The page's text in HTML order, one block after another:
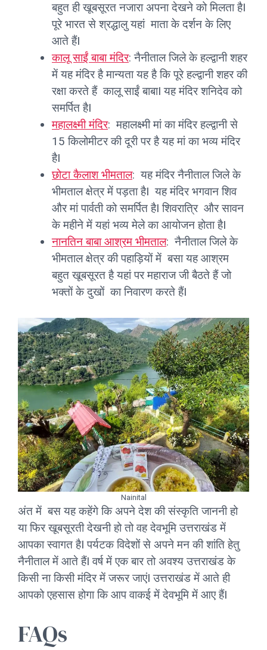
बहुत ही खूबसूरत नजारा अपना देखने को मिलता हैI
पूरे भारत से श्रद्धालु यहां माता के दर्शन के लिए
आते हैंI
कालू साईं बाबा मंदिर: नैनीताल जिले के हल्द्वानी शहर
में यह मंदिर है मान्यता यह है कि पूरे हल्द्वानी शहर की
रक्षा करते हैं कालू साईं बाबाI यह मंदिर शनिदेव को
समर्पित हैI
महालक्ष्मी मंदिर: महालक्ष्मी मां का मंदिर हल्द्वानी से
15 किलोमीटर की दूरी पर है यह मां का भव्य मंदिर
हैI
छोटा कैलाश भीमताल: यह मंदिर नैनीताल जिले के
भीमताल क्षेत्र में पड़ता हैI यह मंदिर भगवान शिव
और मां पार्वती को समर्पित हैI शिवरात्रि और सावन
के महीने में यहां भव्य मेले का आयोजन होता हैI
नानतिन बाबा आश्रम भीमताल: नैनीताल जिले के
भीमताल क्षेत्र की पहाड़ियों में बसा यह आश्रम
बहुत खूबसूरत है यहां पर महाराज जी बैठते हैं जो
भक्तों के दुखों का निवारण करते हैंI
Nainital
अंत में बस यह कहेंगे कि अपने देश की संस्कृति जाननी हो
या फिर खूबसूरती देखनी हो तो वह देवभूमि उत्तराखंड में
आपका स्वागत हैI पर्यटक विदेशों से अपने मन की शांति हेतु
नैनीताल में आते हैंI वर्ष में एक बार तो अवश्य उत्तराखंड के
किसी ना किसी मंदिर में जरूर जाएंI उत्तराखंड में आते ही
आपको एहसास होगा कि आप वाकई में देवभूमि में आए हैंI
FAQs